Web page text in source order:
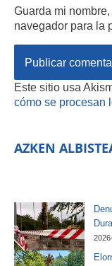
Guarda mi
navegador para la
Este sitio usa
cómo se procesan
AZKEN